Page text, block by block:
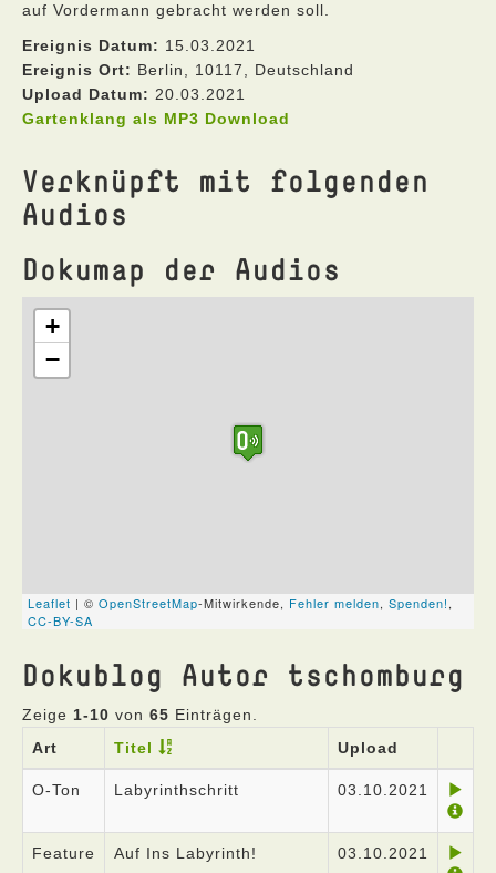
auf Vordermann gebracht werden soll.
Ereignis Datum: 15.03.2021
Ereignis Ort: Berlin, 10117, Deutschland
Upload Datum: 20.03.2021
Gartenklang als MP3 Download
Verknüpft mit folgenden
Audios
Dokumap der Audios
Dokublog Autor tschomburg
Zeige 1-10 von 65 Einträgen.
Art
Titel Upload
O-Ton Labyrinthschritt 03.10.2021
Feature Auf Ins Labyrinth! 03.10.2021